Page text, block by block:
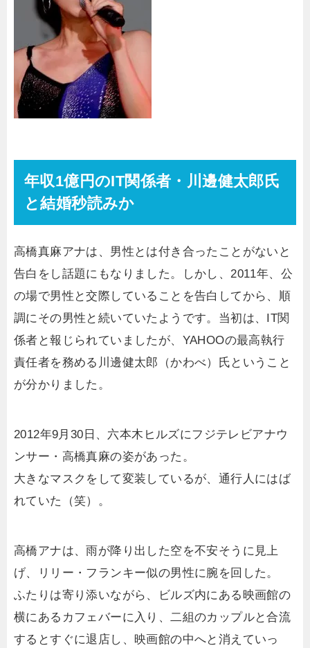
年収1億円のIT関係者・川邊健太郎氏
と結婚秒読みか
高橋真麻アナは、男性とは付き合ったことがないと
告白をし話題にもなりました。しかし、2011年、公
の場で男性と交際していることを告白してから、順
調にその男性と続いていたようです。当初は、IT関
係者と報じられていましたが、YAHOOの最高執行
責任者を務める川邊健太郎（かわべ）氏ということ
が分かりました。
2012年9月30日、六本木ヒルズにフジテレビアナウ
ンサー・高橋真麻の姿があった。
大きなマスクをして変装しているが、通行人にはば
れていた（笑）。
高橋アナは、雨が降り出した空を不安そうに見上
げ、リリー・フランキー似の男性に腕を回した。
ふたりは寄り添いながら、ビルズ内にある映画館の
横にあるカフェバーに入り、二組のカップルと合流
するとすぐに退店し、映画館の中へと消えていっ